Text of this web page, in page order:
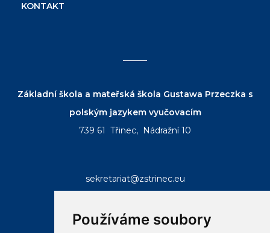
Používáme soubory
KONTAKT
Základní škola a mateřská škola Gustawa Przeczka s
polským jazykem vyučovacím
739 61 Třinec, Nádražní 10
sekretariat@zstrinec.eu
tel.:+420 773 746 958